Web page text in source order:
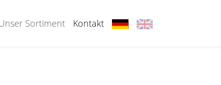
Sortiment Kontakt